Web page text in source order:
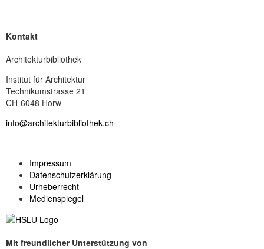
Kontakt
Architekturbibliothek
Institut für Architektur
Technikumstrasse 21
CH-6048 Horw
info@architekturbibliothek.ch
Impressum
Datenschutzerklärung
Urheberrecht
Medienspiegel
Mit freundlicher Unterstützung von